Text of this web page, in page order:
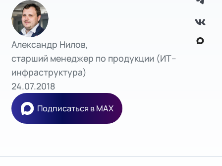
Александр Нилов,
старший менеджер по продукции (ИТ–
инфраструктура)
24.07.2018
Подписаться в MAX